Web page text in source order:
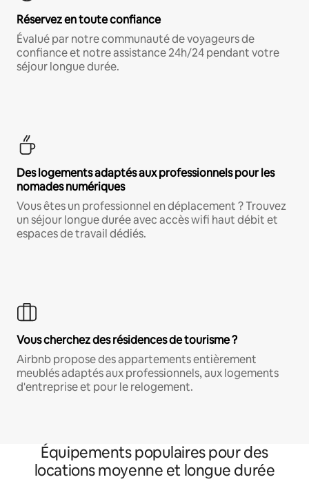
Réservez en toute confiance
Évalué par notre communauté de voyageurs de
confiance et notre assistance 24h/24 pendant votre
séjour longue durée.
Des logements adaptés aux professionnels pour les
nomades numériques
Vous êtes un professionnel en déplacement ? Trouvez
un séjour longue durée avec accès wifi haut débit et
espaces de travail dédiés.
Vous cherchez des résidences de tourisme ?
Airbnb propose des appartements entièrement
meublés adaptés aux professionnels, aux logements
d'entreprise et pour le relogement.
Équipements populaires pour des
locations moyenne et longue durée